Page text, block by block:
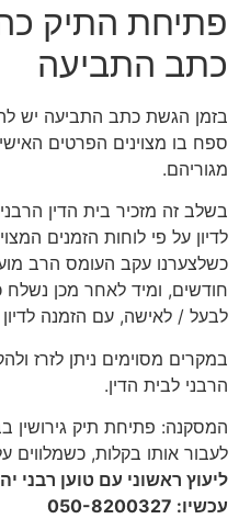
פתיחת התיק
כתב התביעה
בזמן הגשת כתב התביעה יש
ספח בו מצוינים הפרטים
מגוריהם.
בשלב זה מזכיר בית הדין
לדיון על פי לוחות הזמנים
כשלצערנו עקב העומס הרב
חודשים, ומיד לאחר מכן נשלח
לבעל / לאישה, עם הזמנה
במקרים מסוימים ניתן לזרז
הרבני לבית הדין.
המסקנה: פתיחת תיק גירושין
לעבור אותו בקלות, כשמלווים
ליעוץ ראשוני עם טוען רבני
עכשיו: 050-8200327